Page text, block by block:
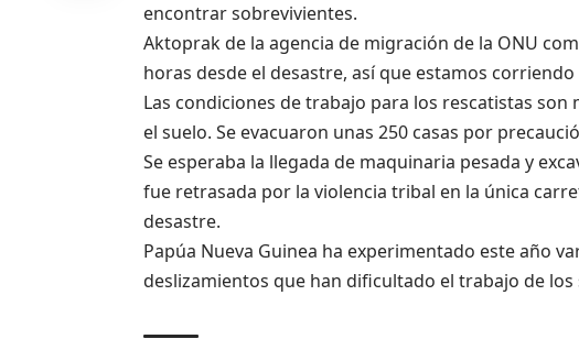
encontrar sobrevivientes.
Aktoprak de la agencia de migración de la ONU
horas desde el desastre, así que estamos
Las condiciones de trabajo para los rescatistas
el suelo. Se evacuaron unas 250 casas por
Se esperaba la llegada de maquinaria pesada y
fue retrasada por la violencia tribal en la única
desastre.
Papúa Nueva Guinea ha experimentado este año
deslizamientos que han dificultado el trabajo de los